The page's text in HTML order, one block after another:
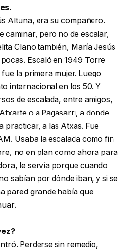
Altuna, era su compañero.
caminar, pero no de escalar,
Olano también, María Jesús
Escaló en 1949 Torre
la primera mujer. Luego
internacional en los 50. Y
de escalada, entre amigos,
o a Pagasarri, a donde
practicar, a las Atxas. Fue
Usaba la escalada como fin
no en plan como ahora para
le servía porque cuando
sabían por dónde iban, y si se
pared grande había que
Perderse sin remedio,